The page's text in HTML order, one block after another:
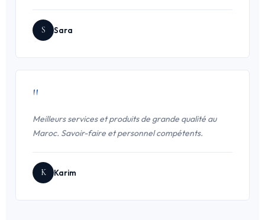
S Sara
"
Meilleurs services et produits de grande qualité au
Maroc. Savoir-faire et personnel compétents.
K Karim